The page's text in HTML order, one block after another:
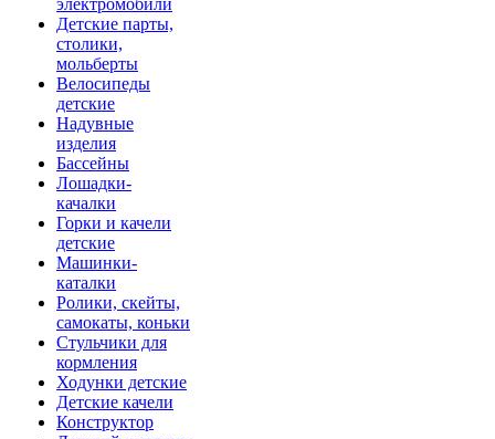
электромобили
Детские парты,
столики,
мольберты
Велосипеды
детские
Надувные
изделия
Бассейны
Лошадки-
качалки
Горки и качели
детские
Машинки-
каталки
Ролики, скейты,
самокаты, коньки
Стульчики для
кормления
Ходунки детские
Детские качели
Конструктор